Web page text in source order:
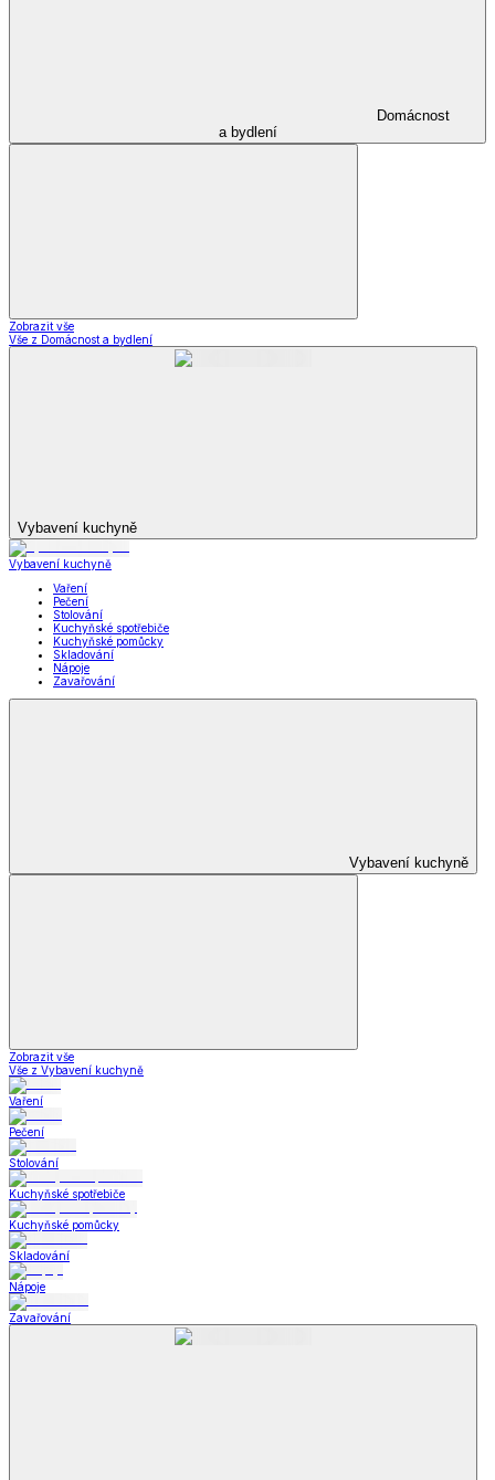
Domácnost
a bydlení
Zobrazit vše
Vše z Domácnost a bydlení
Vybavení kuchyně
Vybavení kuchyně
Vaření
Pečení
Stolování
Kuchyňské spotřebiče
Kuchyňské pomůcky
Skladování
Nápoje
Zavařování
Vybavení kuchyně
Zobrazit vše
Vše z Vybavení kuchyně
Vaření
Pečení
Stolování
Kuchyňské spotřebiče
Kuchyňské pomůcky
Skladování
Nápoje
Zavařování